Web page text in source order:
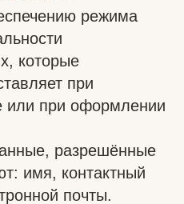
создания
без